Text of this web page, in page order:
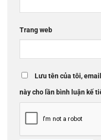
Trang web
Lưu tên của tôi,
này cho lần bình luận kế